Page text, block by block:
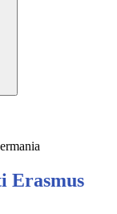
Erasmus